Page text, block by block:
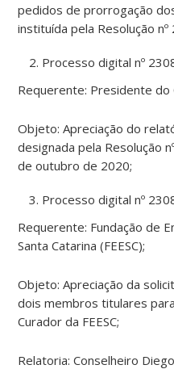
pedidos de prorrogação
instituída pela Resolução
Processo digital nº
Requerente: Presidente do
Objeto: Apreciação do
designada pela Resolução
de outubro de 2020;
Processo digital nº
Requerente: Fundação de
Santa Catarina (FEESC);
Objeto: Apreciação da
dois membros titulares
Curador da FEESC;
Relatoria: Conselheiro